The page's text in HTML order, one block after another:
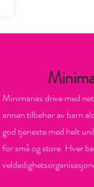
Minimarias drive med
annen tilbehør av barn
god tjeneste med helt
for små og store. Hver